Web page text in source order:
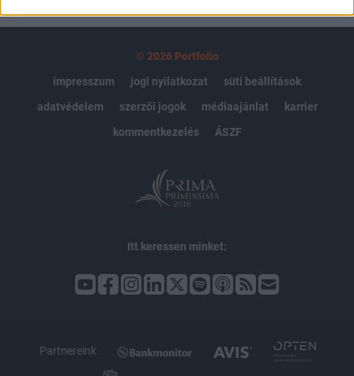
© 2026 Portfolio
impresszum
jogi nyilatkozat
süti beállítások
adatvédelem
szerzői jogok médiaajánlat
karrier
kommentkezelés
ÁSZF
Itt keressen minket:
Partnereink